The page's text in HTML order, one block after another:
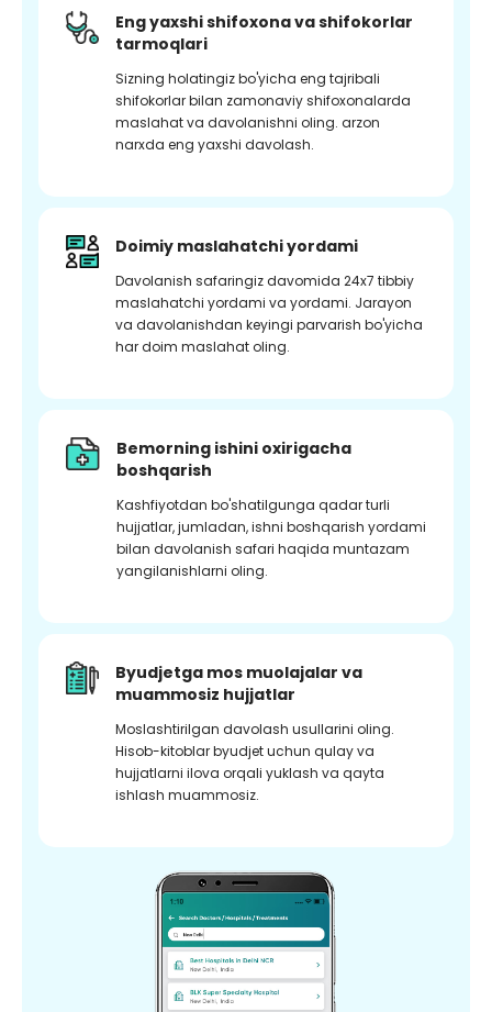
Eng yaxshi shifoxona va shifokorlar
tarmoqlari
Sizning holatingiz bo'yicha eng tajribali
shifokorlar bilan zamonaviy shifoxonalarda
maslahat va davolanishni oling. arzon
narxda eng yaxshi davolash.
Doimiy maslahatchi yordami
Davolanish safaringiz davomida 24x7 tibbiy
maslahatchi yordami va yordami. Jarayon
va davolanishdan keyingi parvarish bo'yicha
har doim maslahat oling.
Bemorning ishini oxirigacha
boshqarish
Kashfiyotdan bo'shatilgunga qadar turli
hujjatlar, jumladan, ishni boshqarish yordami
bilan davolanish safari haqida muntazam
yangilanishlarni oling.
Byudjetga mos muolajalar va
muammosiz hujjatlar
Moslashtirilgan davolash usullarini oling.
Hisob-kitoblar byudjet uchun qulay va
hujjatlarni ilova orqali yuklash va qayta
ishlash muammosiz.